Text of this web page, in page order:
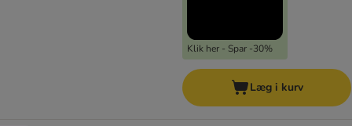
Klik her - Spar -30%
Læg i kurv